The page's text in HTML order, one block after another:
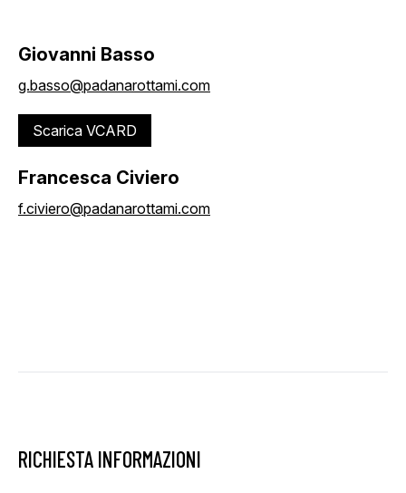
Giovanni Basso
g.basso@padanarottami.com
Scarica VCARD
Francesca Civiero
f.civiero@padanarottami.com
RICHIESTA INFORMAZIONI